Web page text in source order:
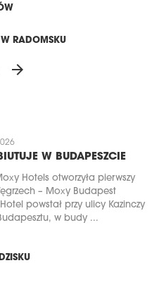
W RADOMSKU
arrow_forward
W BUDAPESZCIE
Hotels otworzyła pierwszy
– Moxy Budapest
powstał przy ulicy Kazinczy
w budy ...